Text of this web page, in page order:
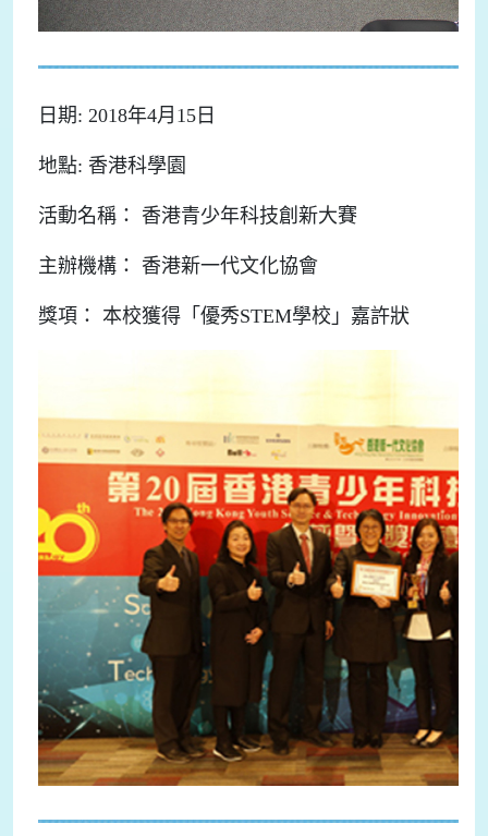
日期: 2018年4月15日
地點: 香港科學園
活動名稱： 香港青少年科技創新大賽
主辦機構： 香港新一代文化協會
獎項： 本校獲得「優秀STEM學校」嘉許狀